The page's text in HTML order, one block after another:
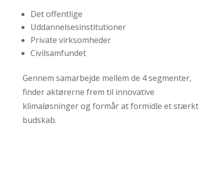
Det offentlige
Uddannelsesinstitutioner
Private virksomheder
Civilsamfundet
Gennem samarbejde mellem de 4 segmenter,
finder aktørerne frem til innovative
klimaløsninger og formår at formidle et stærkt
budskab.